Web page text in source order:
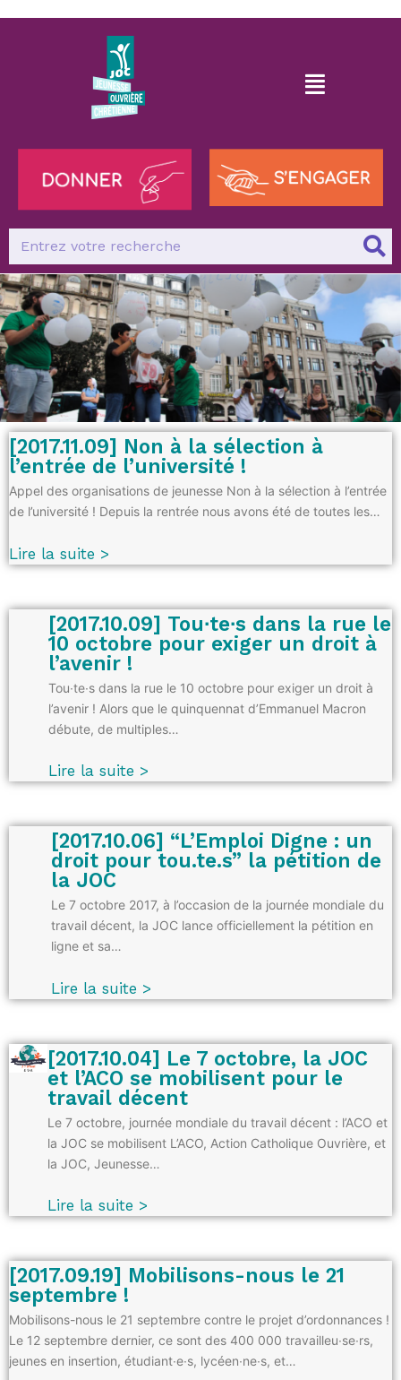
[2017.11.09] Non à la sélection à
l’entrée de l’université !
Appel des organisations de jeunesse Non à la sélection à l’entrée
de l’université ! Depuis la rentrée nous avons été de toutes les…
Lire la suite >
[2017.10.09] Tou∙te∙s dans la rue le
10 octobre pour exiger un droit à
l’avenir !
Tou∙te∙s dans la rue le 10 octobre pour exiger un droit à
l’avenir ! Alors que le quinquennat d’Emmanuel Macron
débute, de multiples…
Lire la suite >
[2017.10.06] “L’Emploi Digne : un
droit pour tou.te.s” la pétition de
la JOC
Le 7 octobre 2017, à l’occasion de la journée mondiale du
travail décent, la JOC lance officiellement la pétition en
ligne et sa…
Lire la suite >
[2017.10.04] Le 7 octobre, la JOC
et l’ACO se mobilisent pour le
travail décent
Le 7 octobre, journée mondiale du travail décent : l’ACO et
la JOC se mobilisent L’ACO, Action Catholique Ouvrière, et
la JOC, Jeunesse…
Lire la suite >
[2017.09.19] Mobilisons-nous le 21
septembre !
Mobilisons-nous le 21 septembre contre le projet d’ordonnances !
Le 12 septembre dernier, ce sont des 400 000 travailleu∙se∙rs,
jeunes en insertion, étudiant∙e∙s, lycéen∙ne∙s, et…